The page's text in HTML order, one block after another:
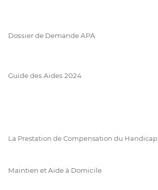
Dossier de Demande APA
Guide des Aides 2024
La Prestation de Compensation du Handicap
Maintien et Aide à Domicile